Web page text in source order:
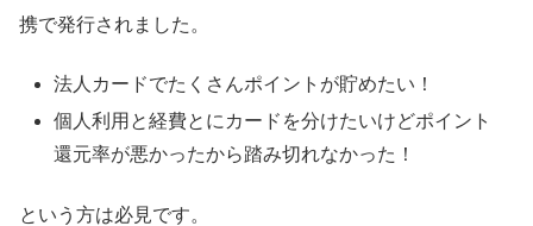
携で発行されました。
法人カードでたくさんポイントが貯めたい！
個人利用と経費とにカードを分けたいけどポイント
還元率が悪かったから踏み切れなかった！
という方は必見です。